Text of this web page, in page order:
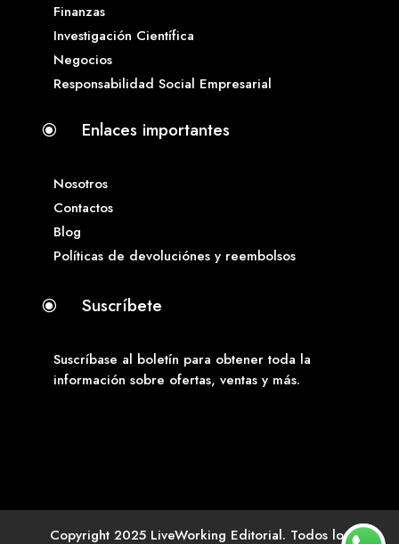
Finanzas
Investigación Científica
Negocios
Responsabilidad Social Empresarial
\ Enlaces importantes
Nosotros
Contactos
Blog
Políticas de devoluciónes y reembolsos
\ Suscríbete
Suscríbase al boletín para obtener toda la
información sobre ofertas, ventas y más.
Copyright 2025 LiveWorking Editorial. Todos los